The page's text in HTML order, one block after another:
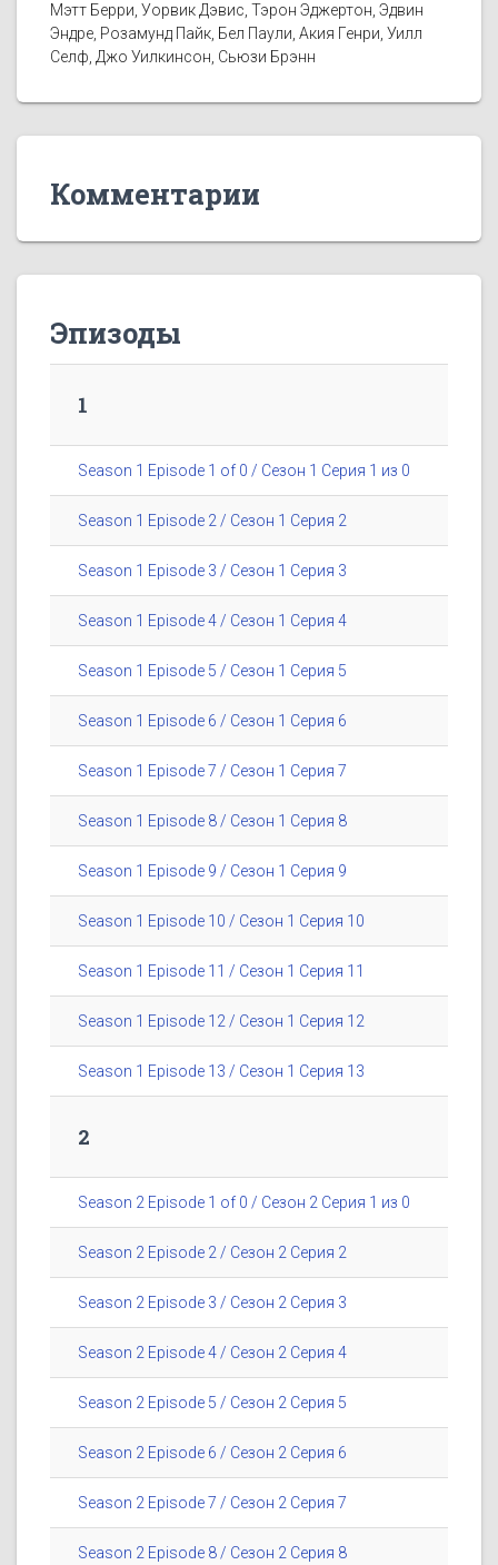
Мэтт Берри, Уорвик Дэвис, Тэрон Эджертон, Эдвин
Эндре, Розамунд Пайк, Бел Паули, Акия Генри, Уилл
Селф, Джо Уилкинсон, Сьюзи Брэнн
Комментарии
Эпизоды
1
Season 1 Episode 1 of 0 / Сезон 1 Серия 1 из 0
Season 1 Episode 2 / Сезон 1 Серия 2
Season 1 Episode 3 / Сезон 1 Серия 3
Season 1 Episode 4 / Сезон 1 Серия 4
Season 1 Episode 5 / Сезон 1 Серия 5
Season 1 Episode 6 / Сезон 1 Серия 6
Season 1 Episode 7 / Сезон 1 Серия 7
Season 1 Episode 8 / Сезон 1 Серия 8
Season 1 Episode 9 / Сезон 1 Серия 9
Season 1 Episode 10 / Сезон 1 Серия 10
Season 1 Episode 11 / Сезон 1 Серия 11
Season 1 Episode 12 / Сезон 1 Серия 12
Season 1 Episode 13 / Сезон 1 Серия 13
2
Season 2 Episode 1 of 0 / Сезон 2 Серия 1 из 0
Season 2 Episode 2 / Сезон 2 Серия 2
Season 2 Episode 3 / Сезон 2 Серия 3
Season 2 Episode 4 / Сезон 2 Серия 4
Season 2 Episode 5 / Сезон 2 Серия 5
Season 2 Episode 6 / Сезон 2 Серия 6
Season 2 Episode 7 / Сезон 2 Серия 7
Season 2 Episode 8 / Сезон 2 Серия 8